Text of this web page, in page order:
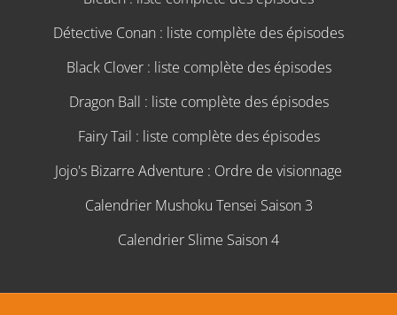
Détective Conan : liste complète des épisodes
Black Clover : liste complète des épisodes
Dragon Ball : liste complète des épisodes
Fairy Tail : liste complète des épisodes
Jojo's Bizarre Adventure : Ordre de visionnage
Calendrier Mushoku Tensei Saison 3
Calendrier Slime Saison 4